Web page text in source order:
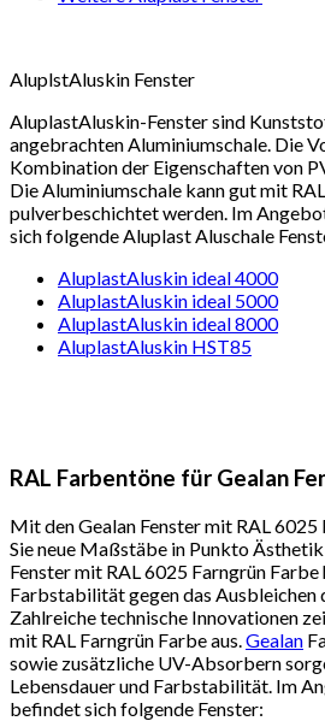
AluplstAluskin Fenster
AluplastAluskin-Fenster sind
angebrachten Aluminiumschale. Die
Kombination der Eigenschaften von
Die Aluminiumschale kann gut mit
pulverbeschichtet werden. Im
sich folgende Aluplast Aluschale
AluplastAluskin ideal 4000
AluplastAluskin ideal 5000
AluplastAluskin ideal 8000
AluplastAluskin HST85
RAL Farbentöne für Gealan
Mit den Gealan Fenster mit RAL 6025
Sie neue Maßstäbe in Punkto
Fenster mit RAL 6025 Farngrün Farbe
Farbstabilität gegen das Ausbleichen
Zahlreiche technische Innovationen
mit RAL Farngrün Farbe aus.Gealan
sowie zusätzliche UV-Absorbern
Lebensdauer und Farbstabilität. Im
befindet sich folgende Fenster: